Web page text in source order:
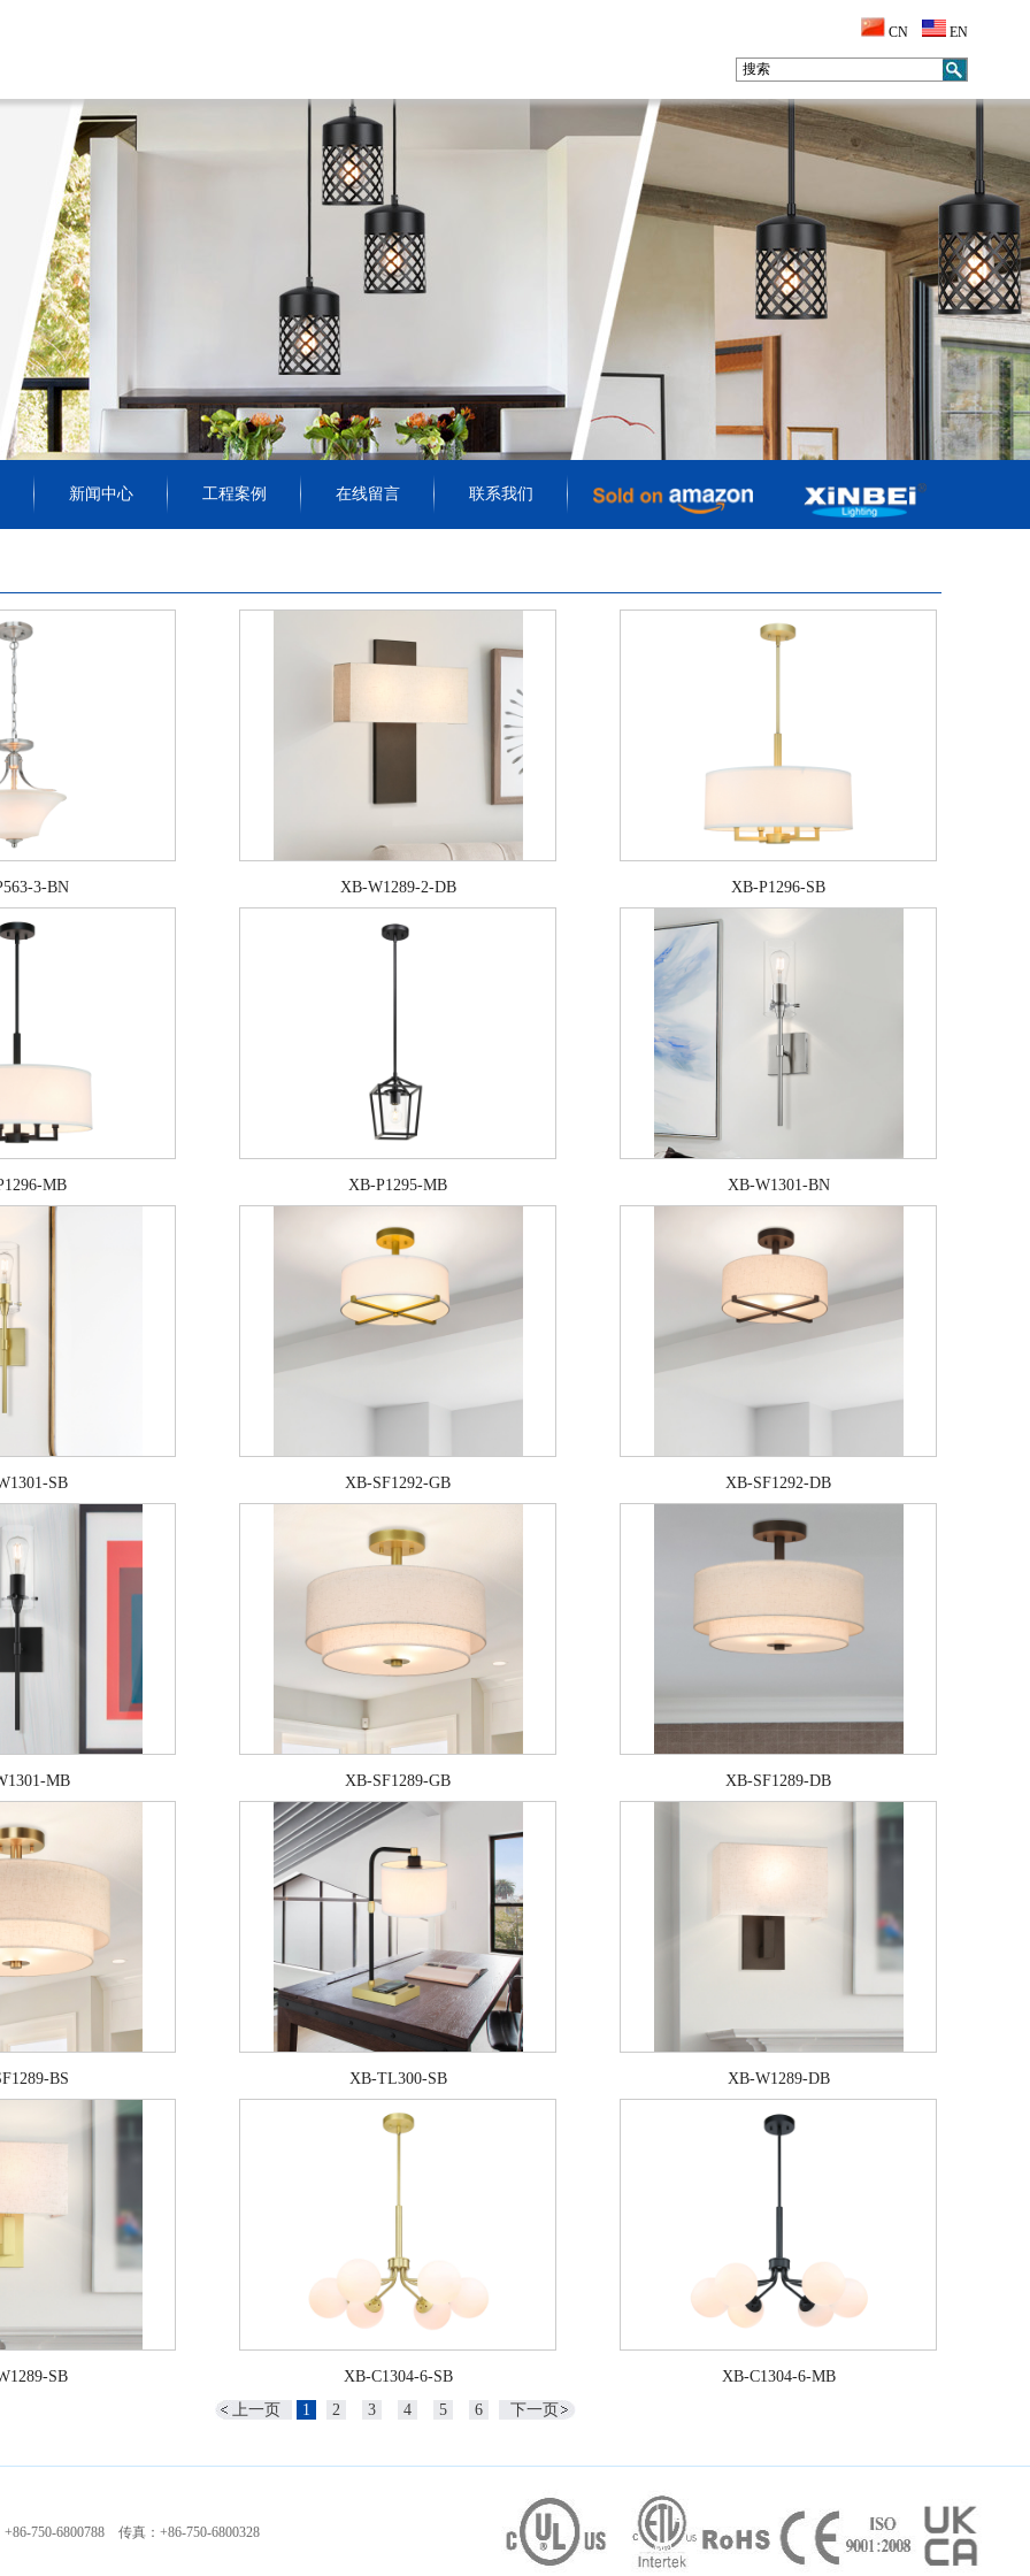
CN EN
新闻中心 工程案例 在线留言 联系我们
3-BN XB-W1289-2-DB XB-P1296-SB
MB XB-P1295-MB XB-W1301-BN
SB XB-SF1292-GB XB-SF1292-DB
MB XB-SF1289-GB XB-SF1289-DB
BS XB-TL300-SB XB-W1289-DB
SB XB-C1304-6-SB
XB-C1304-6-MB
上一页
1 2 3 4 5 6 下一页
750-6800788 传真：+86-750-6800328